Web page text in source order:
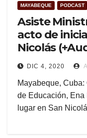
MAYABEQUE PODCAST
Asiste
acto de
Nicolás
DIC 4, 2020
Mayabeque,
de Educación,
lugar en San